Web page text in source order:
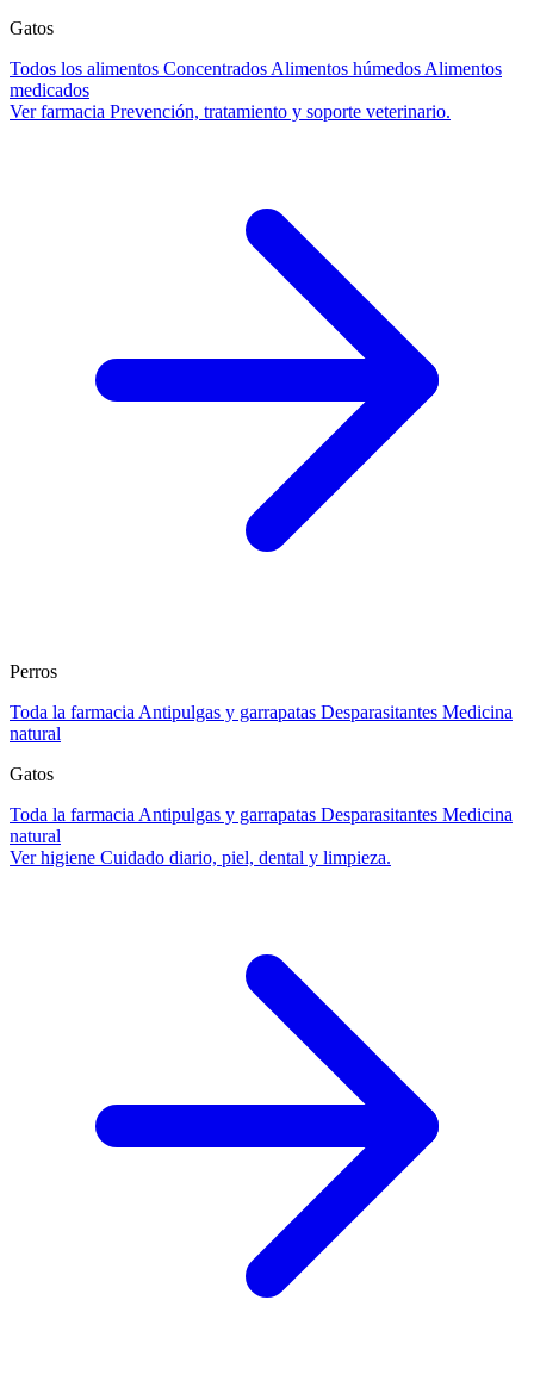
Gatos
Todos los alimentos Concentrados Alimentos húmedos Alimentos
medicados
Ver farmacia Prevención, tratamiento y soporte veterinario.
Perros
Toda la farmacia Antipulgas y garrapatas Desparasitantes Medicina
natural
Gatos
Toda la farmacia Antipulgas y garrapatas Desparasitantes Medicina
natural
Ver higiene Cuidado diario, piel, dental y limpieza.